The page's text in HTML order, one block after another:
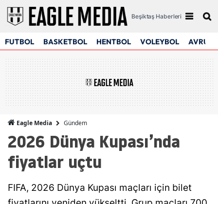
Beşiktaş Haberleri
FUTBOL BASKETBOL HENTBOL VOLEYBOL
Eagle Media Gündem
2026 Dünya Kupası’nda
fiyatlar uçtu
FIFA, 2026 Dünya Kupası maçları için bilet